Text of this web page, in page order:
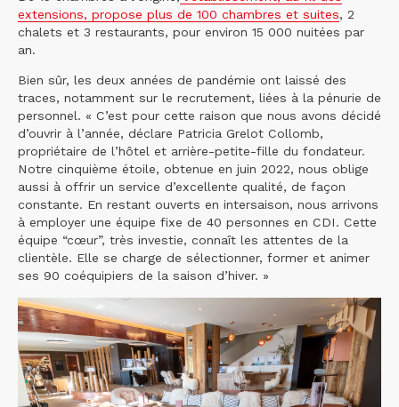
extensions, propose plus de 100 chambres et suites, 2
chalets et 3 restaurants, pour environ 15 000 nuitées par
an.
Bien sûr, les deux années de pandémie ont laissé des
traces, notamment sur le recrutement, liées à la pénurie de
personnel. « C’est pour cette raison que nous avons décidé
d’ouvrir à l’année, déclare Patricia Grelot Collomb,
propriétaire de l’hôtel et arrière-petite-fille du fondateur.
Notre cinquième étoile, obtenue en juin 2022, nous oblige
aussi à offrir un service d’excellente qualité, de façon
constante. En restant ouverts en intersaison, nous arrivons
à employer une équipe fixe de 40 personnes en CDI. Cette
équipe “cœur”, très investie, connaît les attentes de la
clientèle. Elle se charge de sélectionner, former et animer
ses 90 coéquipiers de la saison d’hiver. »